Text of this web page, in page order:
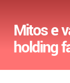
Mitos e
holding